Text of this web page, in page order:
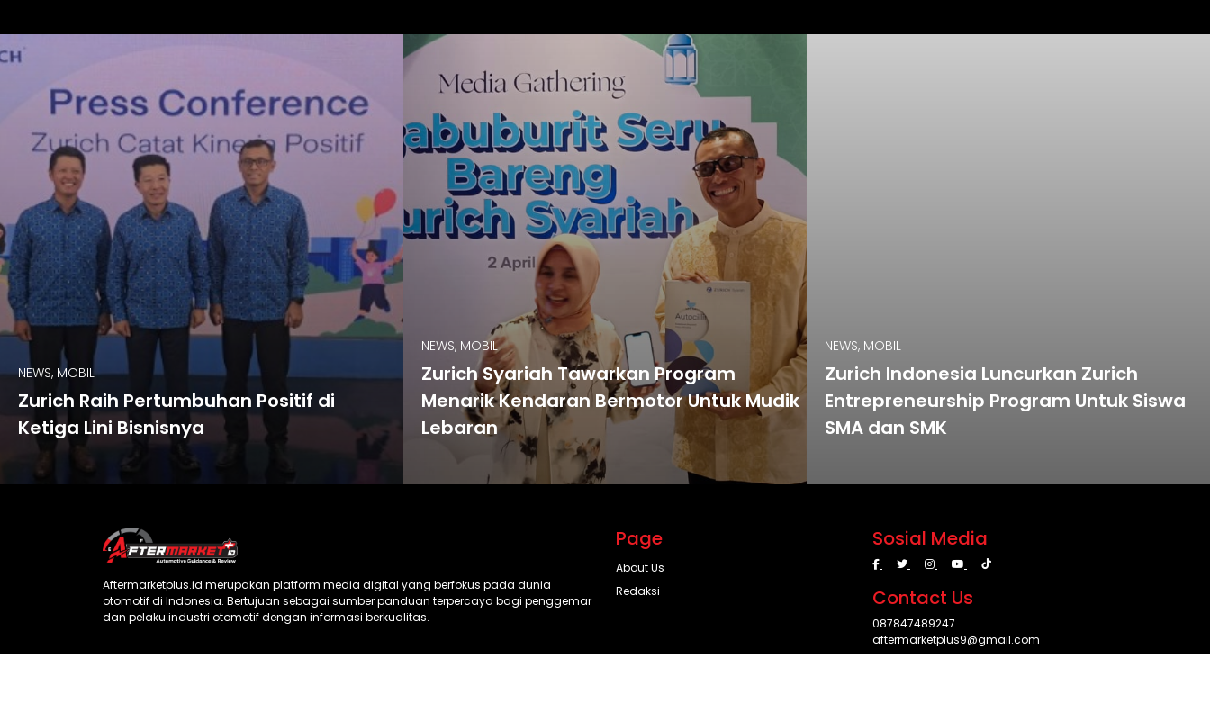
NEWS, MOBIL
Zurich Raih Pertumbuhan Positif di
Ketiga Lini Bisnisnya
NEWS, MOBIL
Zurich Syariah Tawarkan Program
Menarik Kendaran Bermotor Untuk Mudik
Lebaran
NEWS, MOBIL
Zurich Indonesia Luncurkan Zurich
Entrepreneurship Program Untuk Siswa
SMA dan SMK
Aftermarketplus.id merupakan platform media digital yang berfokus pada dunia
otomotif di Indonesia. Bertujuan sebagai sumber panduan terpercaya bagi penggemar
dan pelaku industri otomotif dengan informasi berkualitas.
Page
About Us
Redaksi
Sosial Media
Contact Us
087847489247
aftermarketplus9@gmail.com